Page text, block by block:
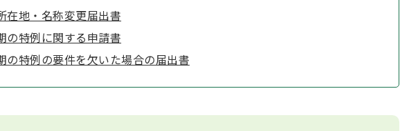
在地・名称変更届出書
の特例に関する申請書
の特例の要件を欠いた場合の届出書